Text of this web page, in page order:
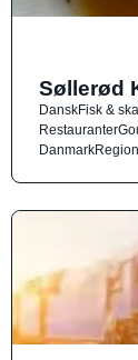
Søllerød
DanskFisk &
Restauranter
Danmark